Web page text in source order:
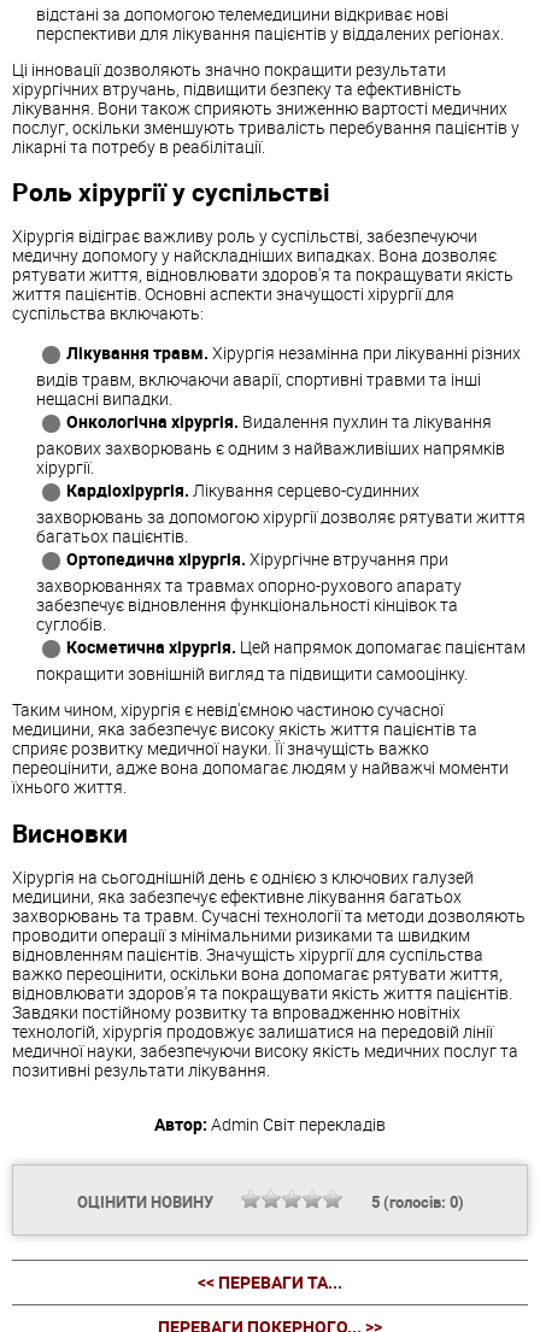
відстані за допомогою телемедицини відкриває нові
перспективи для лікування пацієнтів у віддалених регіонах.
Ці інновації дозволяють значно покращити результати
хірургічних втручань, підвищити безпеку та ефективність
лікування. Вони також сприяють зниженню вартості медичних
послуг, оскільки зменшують тривалість перебування пацієнтів у
лікарні та потребу в реабілітації.
Роль хірургії у суспільстві
Хірургія відіграє важливу роль у суспільстві, забезпечуючи
медичну допомогу у найскладніших випадках. Вона дозволяє
рятувати життя, відновлювати здоров'я та покращувати якість
життя пацієнтів. Основні аспекти значущості хірургії для
суспільства включають:
Лікування травм. Хірургія незамінна при лікуванні різних
видів травм, включаючи аварії, спортивні травми та інші
нещасні випадки.
Онкологічна хірургія. Видалення пухлин та лікування
ракових захворювань є одним з найважливіших напрямків
хірургії.
Кардіохірургія. Лікування серцево-судинних
захворювань за допомогою хірургії дозволяє рятувати життя
багатьох пацієнтів.
Ортопедична хірургія. Хірургічне втручання при
захворюваннях та травмах опорно-рухового апарату
забезпечує відновлення функціональності кінцівок та
суглобів.
Косметична хірургія. Цей напрямок допомагає пацієнтам
покращити зовнішній вигляд та підвищити самооцінку.
Таким чином, хірургія є невід'ємною частиною сучасної
медицини, яка забезпечує високу якість життя пацієнтів та
сприяє розвитку медичної науки. Її значущість важко
переоцінити, адже вона допомагає людям у найважчі моменти
їхнього життя.
Висновки
Хірургія на сьогоднішній день є однією з ключових галузей
медицини, яка забезпечує ефективне лікування багатьох
захворювань та травм. Сучасні технології та методи дозволяють
проводити операції з мінімальними ризиками та швидким
відновленням пацієнтів. Значущість хірургії для суспільства
важко переоцінити, оскільки вона допомагає рятувати життя,
відновлювати здоров'я та покращувати якість життя пацієнтів.
Завдяки постійному розвитку та впровадженню новітніх
технологій, хірургія продовжує залишатися на передовій лінії
медичної науки, забезпечуючи високу якість медичних послуг та
позитивні результати лікування.
Автор: Admin Світ перекладів
ОЦІНИТИ НОВИНУ 5(голосів: 0)
<< ПЕРЕВАГИ ТА...
ПЕРЕВАГИ ПОКЕРНОГО... >>